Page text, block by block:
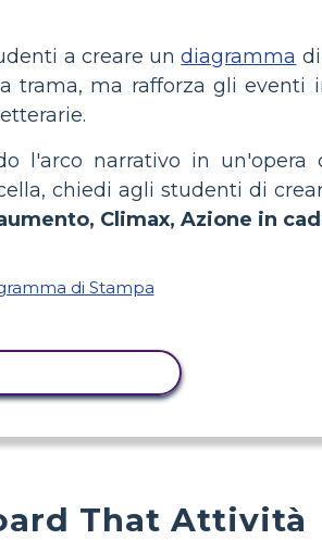
a creare undiagramma di
trama, ma rafforza gli
l'arco narrativo in
chiedi agli studenti di
Climax, Azione in
That Attività